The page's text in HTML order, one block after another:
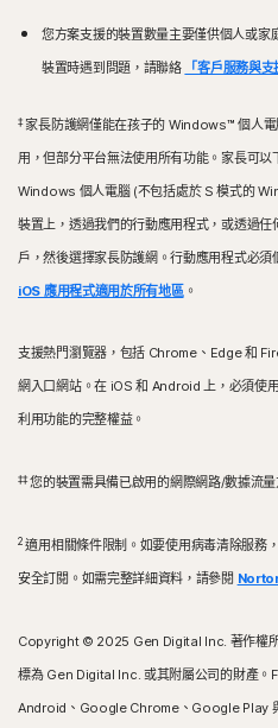
您方案支援的裝置數量主要僅供個人或
裝置時遇到問題，請聯絡
「客戶服務與支
‡家長防護網僅能在孩子的 Windows™ 個人
用，但部分平台無法使用所有功能。家長可
Windows 個人電腦 (不包括處於 S 模式的
裝置上，透過我們的行動應用程式，或透過
戶，然後選擇家長防護網。行動應用程式必須
iOS 應用程式適用於所有地區。
支援熱門瀏覽器，包括 Chrome、Edge 和
網入口網站。在 iOS 和 Android 上，必須使
利用功能的完整權益。
‡‡您的裝置需具備已啟用的網際網路/數據流量
2 適用相關條件限制。如要使用病毒清除服務
安全訂閱。如需完整詳細資料，請參閱
Copyright © 2025 Gen Digital Inc. 著作權
標為 Gen Digital Inc. 或其附屬公司的財產
Android、Google Chrome、Google Play